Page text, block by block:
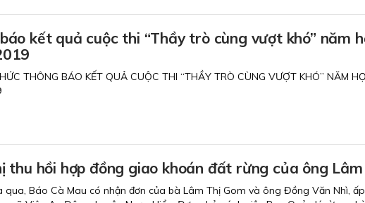
kết quả cuộc thi “Thầy trò cùng vượt khó” năm
THÔNG BÁO KẾT QUẢ CUỘC THI “THẦY TRÒ CÙNG VƯỢT KHÓ” NĂM
thu hồi hợp đồng giao khoán đất rừng của ông
qua, Báo Cà Mau có nhận đơn của bà Lâm Thị Gom và ông Đồng Văn Nhì, ấp